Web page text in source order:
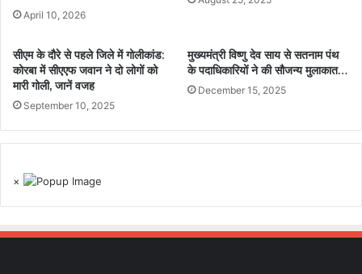
April 10, 2026
सीएम के दौरे से पहले जिले में गोलीकांड:
कोरबा में सीएएफ जवान ने दो लोगों को
मारी गोली, जानें वजह
September 10, 2025
मुख्यमंत्री विष्णु देव साय से सतनाम पंथ
के पदाधिकारियों ने की सौजन्य मुलाकात…
December 15, 2025
×